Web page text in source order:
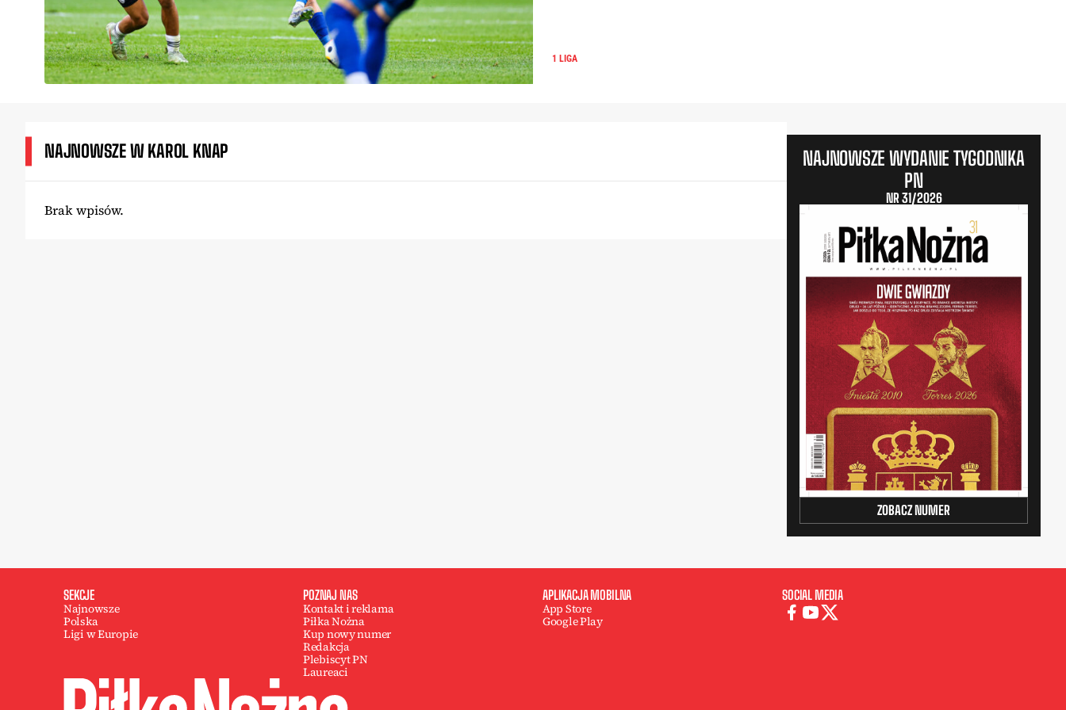
1 LIGA
NAJNOWSZE W KAROL KNAP
Brak wpisów.
NAJNOWSZE WYDANIE TYGODNIKA
PN
NR 31/2026
ZOBACZ NUMER
SEKCJE
Najnowsze
Polska
Ligi w Europie
POZNAJ NAS
Kontakt i reklama
Piłka Nożna
Kup nowy numer
Redakcja
Plebiscyt PN
Laureaci
APLIKACJA MOBILNA
App Store
Google Play
SOCIAL MEDIA